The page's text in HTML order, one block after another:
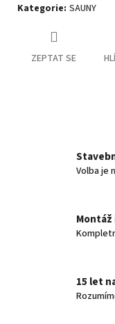
Kategorie: SAUNY
ZEPTAT SE
Volba je
Montáž
15 let